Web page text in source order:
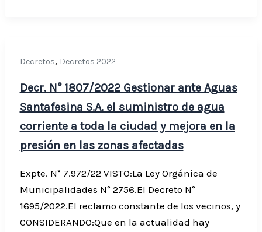
Decretos, Decretos 2022
Decr. N° 1807/2022 Gestionar ante Aguas
Santafesina S.A. el suministro de agua
corriente a toda la ciudad y mejora en la
presión en las zonas afectadas
Expte. N° 7.972/22 VISTO:La Ley Orgánica de
Municipalidades N° 2756.El Decreto N°
1695/2022.El reclamo constante de los vecinos, y
CONSIDERANDO:Que en la actualidad hay